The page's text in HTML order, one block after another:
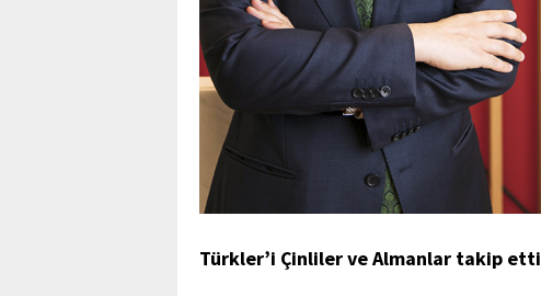
Türkler’i Çinliler ve Almanlar takip etti